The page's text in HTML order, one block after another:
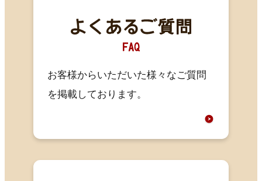
お客様からいただいた様々なご質問
を掲載しております。